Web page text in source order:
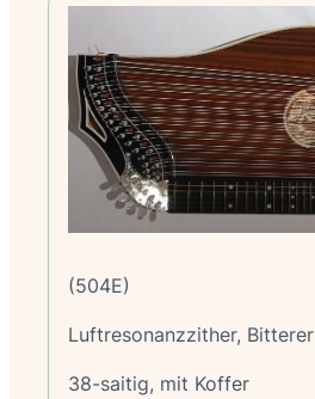
(504E)
Luftresonanzzither, Bitterer
38-saitig, mit Koffer